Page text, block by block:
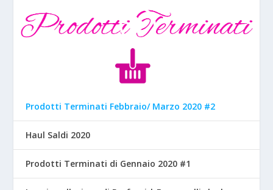
Prodotti Terminati Febbraio/ Marzo 2020 #2
Haul Saldi 2020
Prodotti Terminati di Gennaio 2020 #1